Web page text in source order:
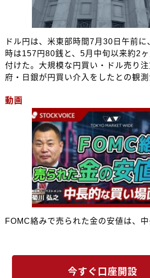
ドル円は、米東部時間7月30日午前
時は157円80銭と、5月中旬以来約2
付けた。大規模な円買い・ドル売り
府・日銀が円買い介入をしたとの観測
動画
FOMC絡みで売られた金の安値は、
今すぐ口座開設